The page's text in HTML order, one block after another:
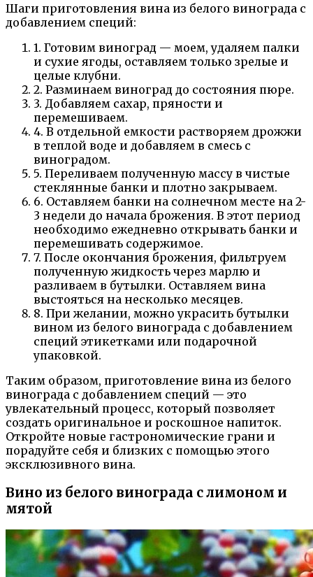
Шаги приготовления вина из белого винограда с
добавлением специй:
1. Готовим виноград — моем, удаляем палки
и сухие ягоды, оставляем только зрелые и
целые клубни.
2. Разминаем виноград до состояния пюре.
3. Добавляем сахар, пряности и
перемешиваем.
4. В отдельной емкости растворяем дрожжи
в теплой воде и добавляем в смесь с
виноградом.
5. Переливаем полученную массу в чистые
стеклянные банки и плотно закрываем.
6. Оставляем банки на солнечном месте на 2-
3 недели до начала брожения. В этот период
необходимо ежедневно открывать банки и
перемешивать содержимое.
7. После окончания брожения, фильтруем
полученную жидкость через марлю и
разливаем в бутылки. Оставляем вина
выстояться на несколько месяцев.
8. При желании, можно украсить бутылки
вином из белого винограда с добавлением
специй этикетками или подарочной
упаковкой.
Таким образом, приготовление вина из белого
винограда с добавлением специй — это
увлекательный процесс, который позволяет
создать оригинальное и роскошное напиток.
Откройте новые гастрономические грани и
порадуйте себя и близких с помощью этого
эксклюзивного вина.
Вино из белого винограда с лимоном и
мятой